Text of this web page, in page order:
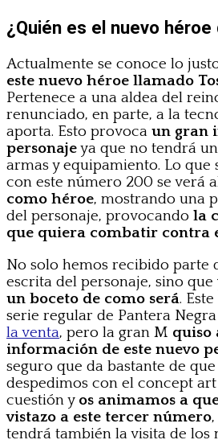
¿Quién es el nuevo héroe
Actualmente se conoce lo
este nuevo héroe llamado
Pertenece a una aldea del
renunciado, en parte, a la
aporta. Esto provoca un gran
personajeya que no tendrá
armas y equipamiento. Lo que
con este número 200 se verá
como héroe, mostrando una
del personaje, provocando la
que quiera combatir contra
No solo hemos recibido parte
escrita del personaje, sino que
un boceto de como será.
serie regular de Pantera Negra
la venta, pero la gran M quiso
información de este nuevo
seguro que da bastante de
despedimos con el concept
cuestión y os animamos a
vistazo a este tercer número
tendrá también la visita de los